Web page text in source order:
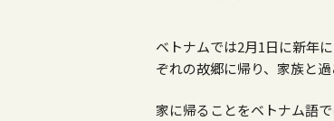
ベトナムでは2月1日に新年
ぞれの故郷に帰り、家族と
家に帰ることをベトナム語